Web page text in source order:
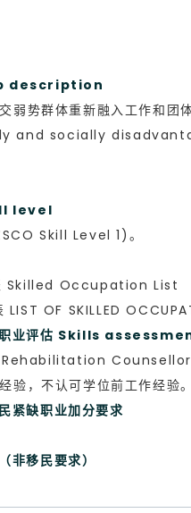
description
弱势群体重新融入工作和团体
and socially
level
Skill Level 1)。
Skilled Occupation List
LIST OF SKILLED
职业评估 Skills
Rehabilitation Counsellor
验，不认可学位前工作经验
紧缺职业加分要求
非移民要求）